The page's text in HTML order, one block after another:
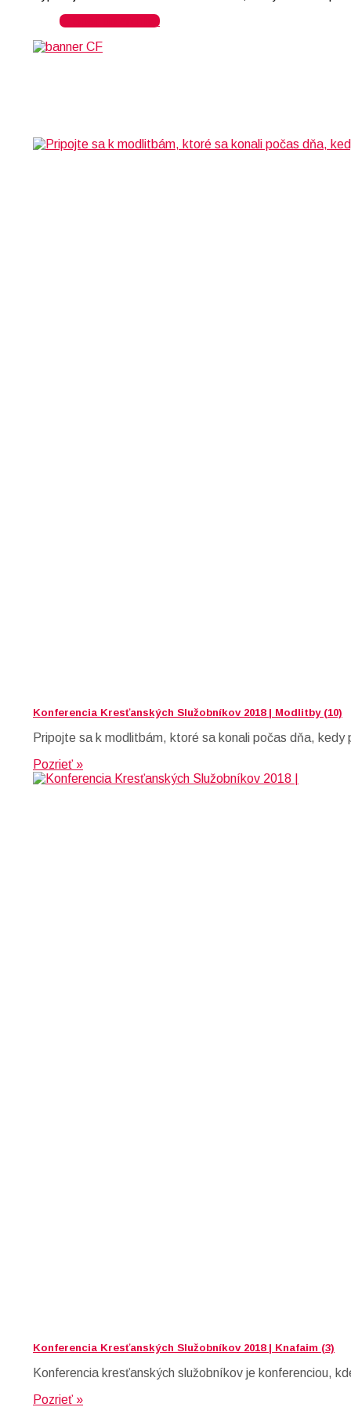
Späť do archívu
Konferencia Kresťanských Služobníkov 2018 | Modlitby (10)
Pripojte sa k modlitbám, ktoré sa konali počas dňa,
Pozrieť »
Konferencia Kresťanských Služobníkov 2018 | Knafaim (3)
Konferencia kresťanských služobníkov je konferenciou,
Pozrieť »